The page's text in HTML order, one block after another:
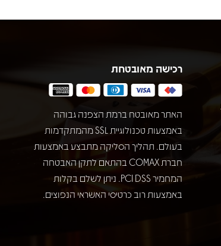
רכישה מאובטחת
האתר מאובטח ברמת הצפנה גבוהה
באמצעות טכנולוגיית SSL מהמתקדמות
בעולם. תהליך הסליקה מתבצע באמצעות
חברת COMAX בהתאם לתקן האבטחה
המחמיר PCI DSS. ניתן לשלם בקלות
באמצעות רוב כרטיסי האשראי הנפוצים.